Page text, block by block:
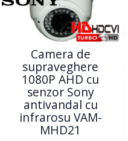
Camera de
supraveghere
1080P AHD cu
senzor Sony
antivandal cu
infrarosu VAM-
MHD21